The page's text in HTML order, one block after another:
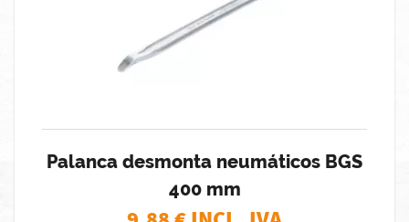
Palanca desmonta neumáticos BGS
400 mm